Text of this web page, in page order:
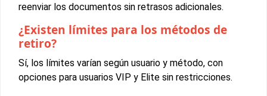
reenviar los documentos sin retrasos adicionales.
¿Existen límites para los métodos de
retiro?
Sí, los límites varían según usuario y método, con
opciones para usuarios VIP y Elite sin restricciones.